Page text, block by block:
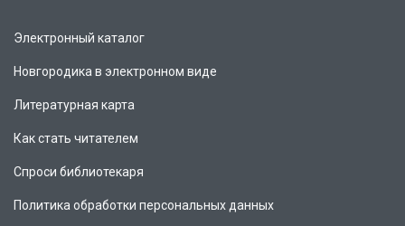
Электронный каталог
Новгородика в электронном виде
Литературная карта
Как стать читателем
Спроси библиотекаря
Политика обработки персональных данных